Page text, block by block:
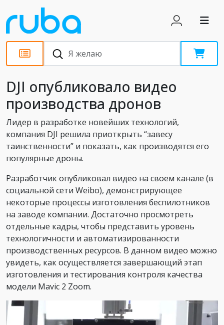
Новости
DJI опубликовало видео
производства дронов
Лидер в разработке новейших технологий,
компания DJI решила приоткрыть “завесу
таинственности” и показать, как производятся его
популярные дроны.
Разработчик опубликовал видео на своем канале (в
социальной сети Weibo), демонстрирующее
некоторые процессы изготовления беспилотников
на заводе компании. Достаточно просмотреть
отдельные кадры, чтобы представить уровень
технологичности и автоматизированности
производственных ресурсов. В данном видео можно
увидеть, как осуществляется завершающий этап
изготовления и тестирования контроля качества
модели Mavic 2 Zoom.